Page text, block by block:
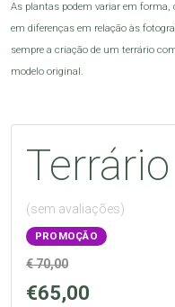
As plantas podem variar em forma,
em diferenças em relação às
sempre a criação de um terrário
modelo original.
(sem avaliações)
PROMOÇÃO
€ 70,00
€65,00